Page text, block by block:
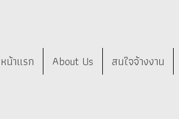
หน้าแรก About Us สนใจจ้างงาน